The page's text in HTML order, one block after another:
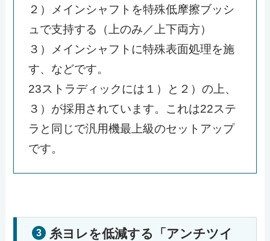
２）メインシャフトを特殊低摩擦ブッシ
ュで支持する（上のみ／上下両方）
３）メインシャフトに特殊表面処理を施
す、などです。
23ストラディックには１）と２）の上、
３）が採用されています。これは22ステ
ラと同じで汎用機最上級のセットアップ
です。
3
糸ヨレを低減する「アンチツイ